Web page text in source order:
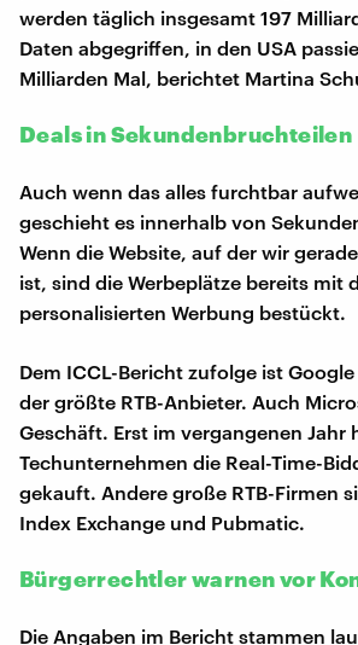
werden täglich insgesamt 197
Daten abgegriffen, in den USA
Milliarden Mal, berichtet Martina
Deals in Sekundenbruchteilen
Auch wenn das alles furchtbar
geschieht es innerhalb von
Wenn die Website, auf der wir
ist, sind die Werbeplätze bereits mit
personalisierten Werbung bestückt.
Dem ICCL-Bericht zufolge ist
der größte RTB-Anbieter. Auch
Geschäft. Erst im vergangenen Jahr
Techunternehmen die Real-Time-
gekauft. Andere große RTB-Firmen
Index Exchange und Pubmatic.
Bürgerrechtler warnen vor
Die Angaben im Bericht stammen